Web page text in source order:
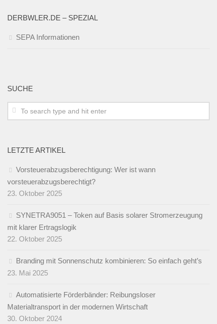
DERBWLER.DE – SPEZIAL
SEPA Informationen
SUCHE
LETZTE ARTIKEL
Vorsteuerabzugsberechtigung: Wer ist wann
vorsteuerabzugsberechtigt?
23. Oktober 2025
SYNETRA9051 – Token auf Basis solarer Stromerzeugung
mit klarer Ertragslogik
22. Oktober 2025
Branding mit Sonnenschutz kombinieren: So einfach geht’s
23. Mai 2025
Automatisierte Förderbänder: Reibungsloser
Materialtransport in der modernen Wirtschaft
30. Oktober 2024